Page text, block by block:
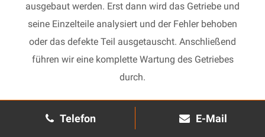
Telefon E-Mail
ausgebaut werden. Erst dann wird das Getriebe und
seine Einzelteile analysiert und der Fehler behoben
oder das defekte Teil ausgetauscht. Anschließend
führen wir eine komplette Wartung des Getriebes
durch.
2. Manuelles Getriebe:
Die Reparatur eines komplexen
Schaltgetriebes ist äußerst aufwendig und benötigt